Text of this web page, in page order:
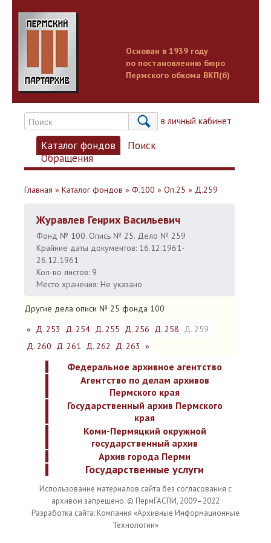
Основан в 1939 году
по постановлению бюро
Пермского обкома ВКП(б)
Вход в личный кабинет
Каталог фондов
Поиск
Обращения
Главная » Каталог фондов » Ф.100 » Оп.25 » Д.259
Журавлев Генрих Васильевич
Фонд № 100. Опись № 25. Дело № 259
Крайние даты документов: 16.12.1961-
26.12.1961
Кол-во листов: 9
Место хранения: Не указано
Другие дела описи № 25 фонда 100
« Д. 253 Д. 254 Д. 255 Д. 256 Д. 258 Д. 259
Д. 260 Д. 261 Д. 262 Д. 263 »
Федеральное архивное агентство
Агентство по делам архивов
Пермского края
Государственный архив Пермского
края
Коми-Пермяцкий окружной
государственный архив
Архив города Перми
Государственные услуги
Использование материалов сайта без согласования с
архивом запрещено. © ПермГАСПИ, 2009–2022
Разработка сайта: Компания «Архивные Информационные
Технологии»